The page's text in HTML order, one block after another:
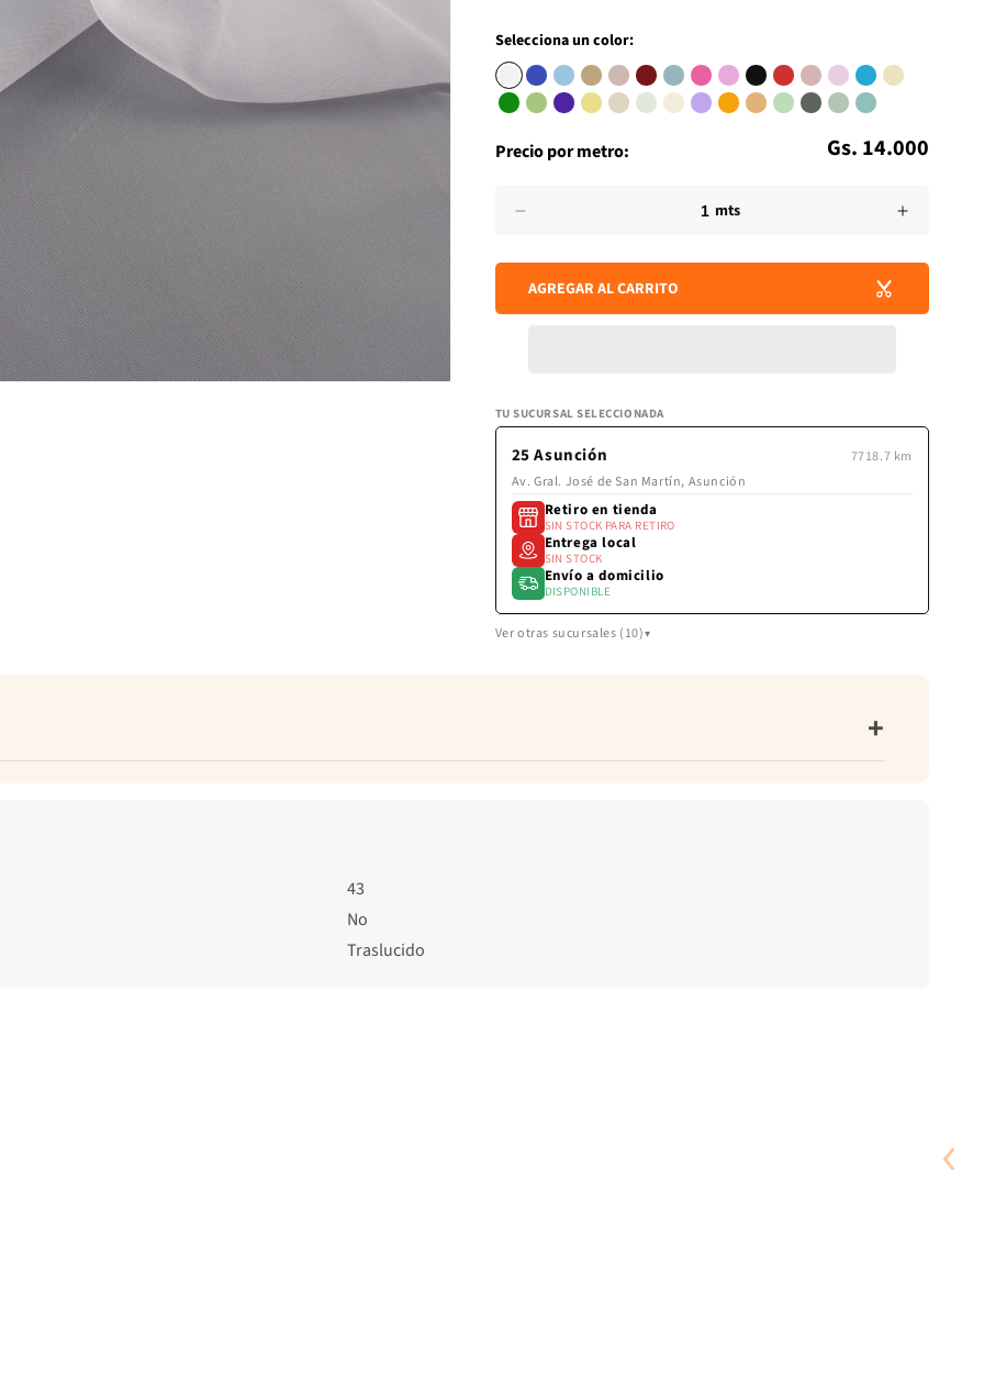
Selecciona un color:
Precio por metro:
Precio
Gs. 14.000
de
envío
se
de
para
BOAL
LISO
mts
para
LISO
AGREGAR AL CARRITO
TU SUCURSAL SELECCIONADA
25 Asunción
7718.7 km
Av. Gral. José de San Martín, Asunción
Retiro en tienda
SIN STOCK PARA RETIRO
Entrega local
SIN STOCK
Envío a domicilio
DISPONIBLE
Ver otras sucursales (10)
+
43
No
Traslucido